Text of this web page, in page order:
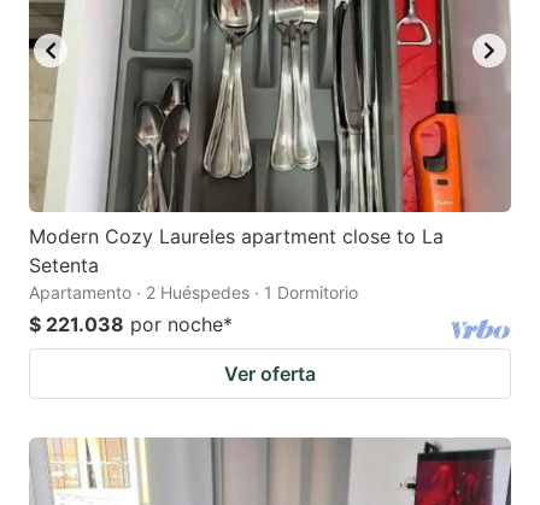
Modern Cozy Laureles apartment close to La
Setenta
Apartamento · 2 Huéspedes · 1 Dormitorio
$ 221.038 por noche*
Ver oferta